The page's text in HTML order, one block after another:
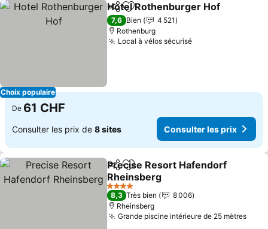
Choix populaire
PartagerAjouter à mes favoris
Hotel Rothenburger Hof
7,6 Bien
4 521
Rothenburg
Local à vélos sécuriséConsulter les
De 61 CHF
Consulter les prix de 8 sites Consulter les prix
PartagerAjouter à mes favoris
Precise Resort Hafendorf
Rheinsberg
Consulter les prix
4 Étoiles
8,3 Très bien
8 006
Rheinsberg
Grande piscine intérieure de 25 mètres